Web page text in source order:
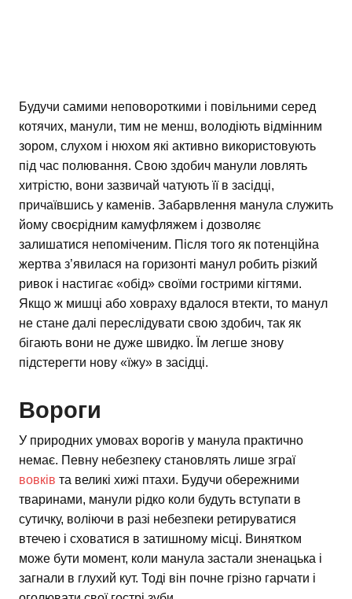
Будучи самими неповороткими і повільними серед
котячих, манули, тим не менш, володіють відмінним
зором, слухом і нюхом які активно використовують
під час полювання. Свою здобич манули ловлять
хитрістю, вони зазвичай чатують її в засідці,
причаївшись у каменів. Забарвлення манула служить
йому своєрідним камуфляжем і дозволяє
залишатися непоміченим. Після того як потенційна
жертва з’явилася на горизонті манул робить різкий
ривок і настигає «обід» своїми гострими кігтями.
Якщо ж мишці або ховраху вдалося втекти, то манул
не стане далі переслідувати свою здобич, так як
бігають вони не дуже швидко. Їм легше знову
підстерегти нову «їжу» в засідці.
Вороги
У природних умовах ворогів у манула практично
немає. Певну небезпеку становлять лише зграї
вовків та великі хижі птахи. Будучи обережними
тваринами, манули рідко коли будуть вступати в
сутичку, воліючи в разі небезпеки ретируватися
втечею і сховатися в затишному місці. Винятком
може бути момент, коли манула застали зненацька і
загнали в глухий кут. Тоді він почне грізно гарчати і